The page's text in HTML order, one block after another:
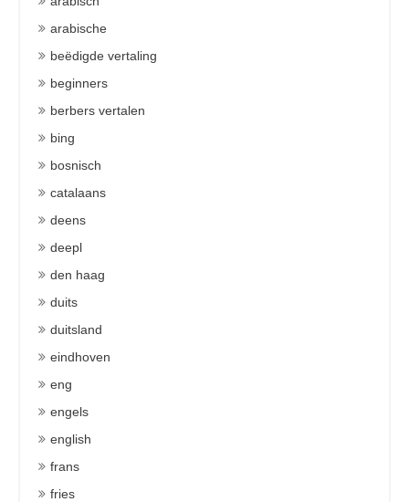
arabische
beëdigde vertaling
beginners
berbers vertalen
bing
bosnisch
catalaans
deens
deepl
den haag
duits
duitsland
eindhoven
eng
engels
english
frans
fries